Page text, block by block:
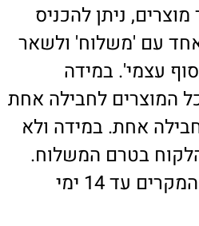
ניתן להכניס
עם 'משלוח' ולשאר
עצמי'. במידה
המוצרים לחבילה אחת
אחת. במידה ולא
בטרם המשלוח.
טיפול בהזמנות ברוב המקרים עד 14 ימי